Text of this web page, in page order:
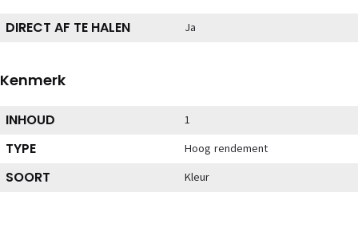
DIRECT AF TE HALEN Ja
Kenmerk
INHOUD 1
TYPE Hoog rendement
SOORT Kleur